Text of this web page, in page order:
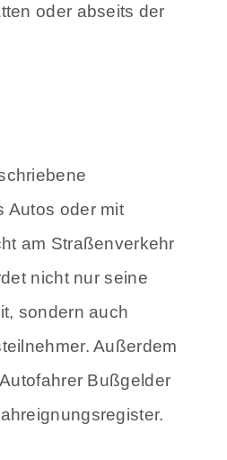
oder abseits der
Autos oder mit
am Straßenverkehr
nicht nur seine
sondern auch
Außerdem
Bußgelder